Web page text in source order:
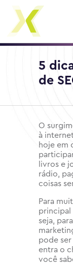
5
de
O
à
hoje em
livros e
rádio,
coisas
Para
principal
seja,
pode ser
entra o
você